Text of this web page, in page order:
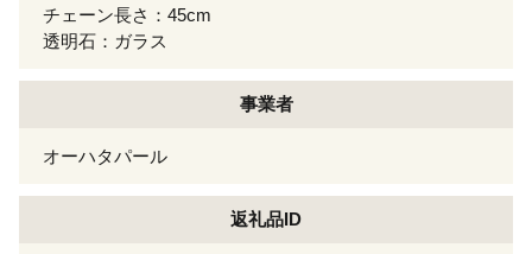
チェーン長さ：45cm
透明石：ガラス
事業者
オーハタパール
返礼品ID